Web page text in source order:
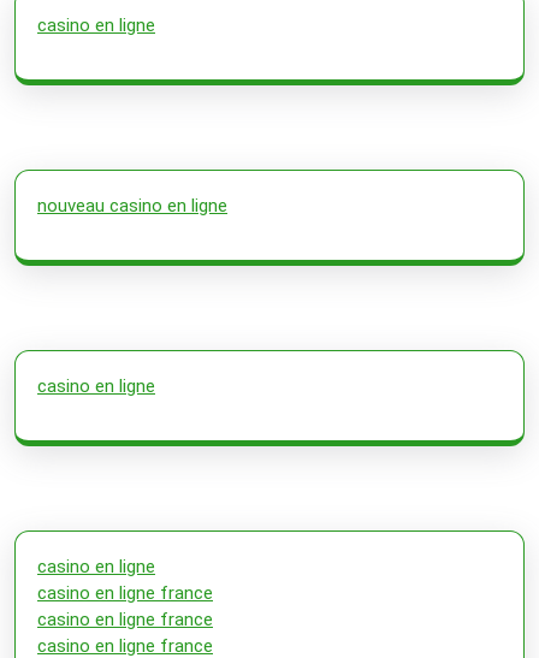
casino en ligne
nouveau casino en ligne
casino en ligne
casino en ligne
casino en ligne france
casino en ligne france
casino en ligne france